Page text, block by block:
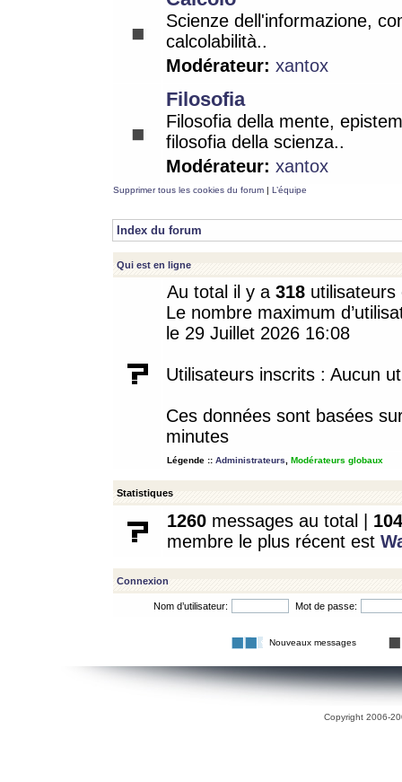
Scienze dell'informazione,
calcolabilità..
Modérateur: xantox
Filosofia
Filosofia della mente,
filosofia della scienza..
Modérateur: xantox
Supprimer tous les cookies du forum | L’équipe
Index du forum
Qui est en ligne
Au total il y a 318
Le nombre maximum
le 29 Juillet 2026 16:08
Utilisateurs inscrits : Aucun
Ces données sont basées
minutes
Légende :: Administrateurs Modérateurs globaux
Statistiques
1260 messages au total | 104
membre le plus récent est
Connexion
Nom d’utilisateur: Mot de passe:
Nouveaux messages
Copyright 2006-